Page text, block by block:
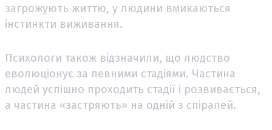
загрожують життю, у людини вмикаються
інстинкти виживання.
Психологи також відзначили, що людство
еволюціонує за певними стадіями. Частина
людей успішно проходить стадії і розвивається,
а частина «застряють» на одній з спіралей.